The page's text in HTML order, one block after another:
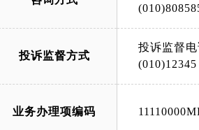
投诉监督方式
投诉监督
(010)12345
业务办理项编码